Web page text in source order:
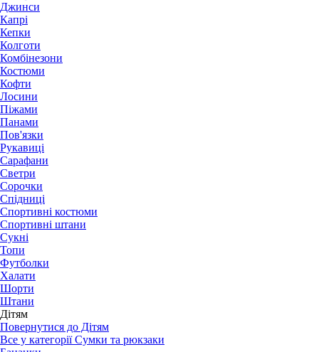
Джинси
Капрі
Кепки
Колготи
Комбінезони
Костюми
Кофти
Лосини
Піжами
Панами
Пов'язки
Рукавиці
Сарафани
Светри
Сорочки
Спідниці
Спортивні костюми
Спортивні штани
Сукні
Топи
Футболки
Халати
Шорти
Штани
Дітям
Повернутися до Дітям
Все у категорії Сумки та рюкзаки